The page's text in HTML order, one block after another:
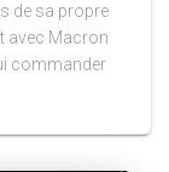
de sa propre
avec Macron
commander